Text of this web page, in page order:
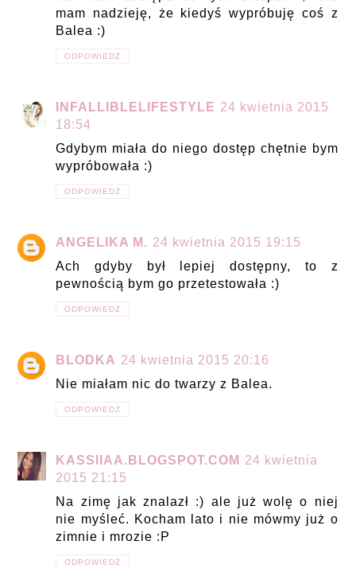
mam nadzieję, że kiedyś wypróbuję coś z
Balea :)
ODPOWIEDZ
INFALLIBLELIFESTYLE 24 kwietnia 2015
18:54
Gdybym miała do niego dostęp chętnie bym
wypróbowała :)
ODPOWIEDZ
ANGELIKA M. 24 kwietnia 2015 19:15
Ach gdyby był lepiej dostępny, to z
pewnością bym go przetestowała :)
ODPOWIEDZ
BLODKA 24 kwietnia 2015 20:16
Nie miałam nic do twarzy z Balea.
ODPOWIEDZ
KASSIIAA.BLOGSPOT.COM
24 kwietnia
2015 21:15
Na zimę jak znalazł :) ale już wolę o niej
nie myśleć. Kocham lato i nie mówmy już o
zimnie i mrozie :P
ODPOWIEDZ